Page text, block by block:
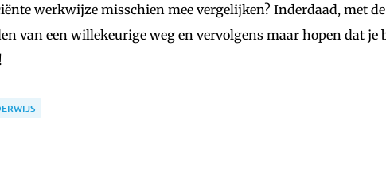
werkwijze misschien mee vergelijken? Inderdaad, met de
van een willekeurige weg en vervolgens maar hopen dat je